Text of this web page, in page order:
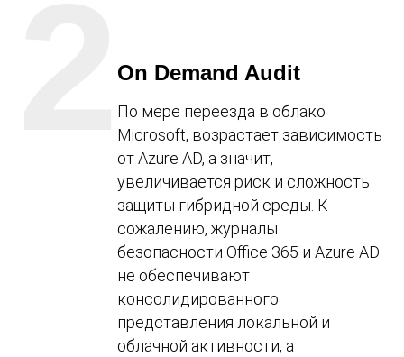
On Demand Audit
По мере переезда в облако
Microsoft, возрастает зависимость
от Azure AD, а значит,
увеличивается риск и сложность
защиты гибридной среды. К
сожалению, журналы
безопасности Office 365 и Azure AD
не обеспечивают
консолидированного
представления локальной и
облачной активности, а